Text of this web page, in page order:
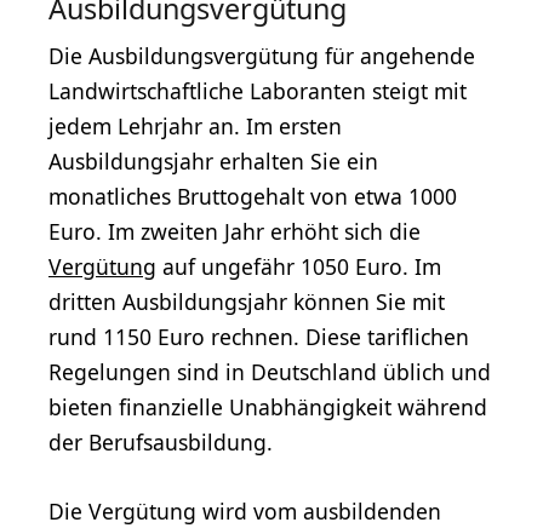
Ausbildungsvergütung
Die Ausbildungsvergütung für angehende
Landwirtschaftliche Laboranten steigt mit
jedem Lehrjahr an. Im ersten
Ausbildungsjahr erhalten Sie ein
monatliches Bruttogehalt von etwa 1000
Euro. Im zweiten Jahr erhöht sich die
Vergütung auf ungefähr 1050 Euro. Im
dritten Ausbildungsjahr können Sie mit
rund 1150 Euro rechnen. Diese tariflichen
Regelungen sind in Deutschland üblich und
bieten finanzielle Unabhängigkeit während
der Berufsausbildung.
Die Vergütung wird vom ausbildenden